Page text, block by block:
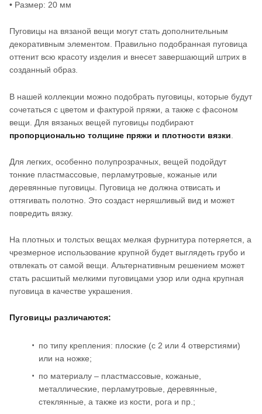
• Размер: 20 мм
Пуговицы на вязаной вещи могут стать дополнительным
декоративным элементом. Правильно подобранная пуговица
оттенит всю красоту изделия и внесет завершающий штрих в
созданный образ.
В нашей коллекции можно подобрать пуговицы, которые будут
сочетаться с цветом и фактурой пряжи, а также с фасоном
вещи. Для вязаных вещей пуговицы подбирают
пропорционально толщине пряжи и плотности вязки
Для легких, особенно полупрозрачных, вещей подойдут
тонкие пластмассовые, перламутровые, кожаные или
деревянные пуговицы. Пуговица не должна отвисать и
оттягивать полотно. Это создаст неряшливый вид и может
повредить вязку.
На плотных и толстых вещах мелкая фурнитура потеряется, а
чрезмерное использование крупной будет выглядеть грубо и
отвлекать от самой вещи. Альтернативным решением может
стать расшитый мелкими пуговицами узор или одна крупная
пуговица в качестве украшения.
Пуговицы различаются:
по типу крепления: плоские (с 2 или 4 отверстиями)
или на ножке;
по материалу – пластмассовые, кожаные,
металлические, перламутровые, деревянные,
стеклянные, а также из кости, рога и пр.;